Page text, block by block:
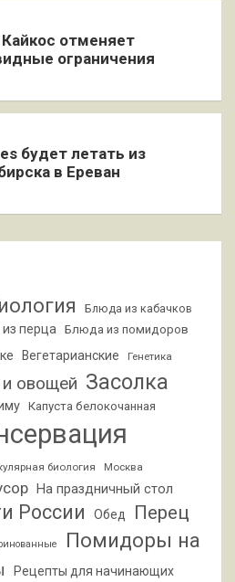
отменяет
ограничения
будет летать из
в Ереван
Блюда из кабачков
перца Блюда из помидоров
Вегетарианские Генетика
и овощей Засолка
Капуста белокочанная
биология Москва
На праздничный стол
России Обед
Перец
Помидоры на
Рецепты для начинающих